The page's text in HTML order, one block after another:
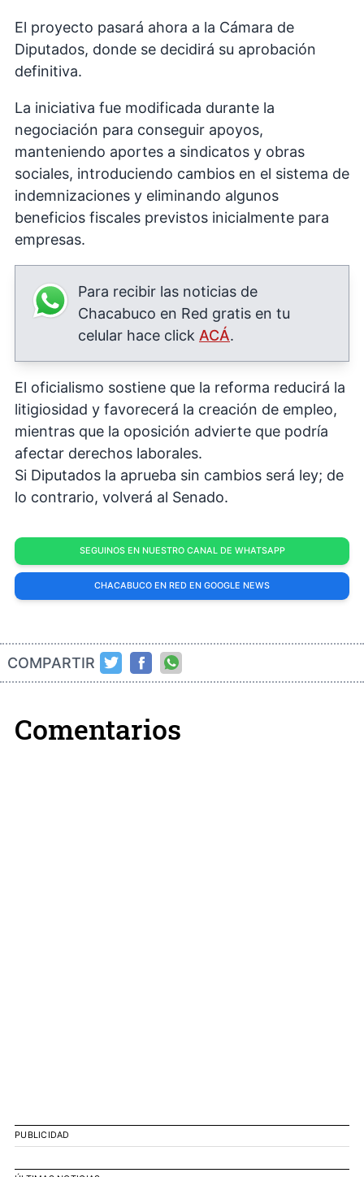
El proyecto pasará ahora a la Cámara de
Diputados, donde se decidirá su aprobación
definitiva.
La iniciativa fue modificada durante la
negociación para conseguir apoyos,
manteniendo aportes a sindicatos y obras
sociales, introduciendo cambios en el sistema de
indemnizaciones y eliminando algunos
beneficios fiscales previstos inicialmente para
empresas.
Para recibir las noticias de
Chacabuco en Red gratis en tu
celular hace click ACÁ.
El oficialismo sostiene que la reforma reducirá la
litigiosidad y favorecerá la creación de empleo,
mientras que la oposición advierte que podría
afectar derechos laborales.
Si Diputados la aprueba sin cambios será ley; de
lo contrario, volverá al Senado.
SEGUINOS EN NUESTRO CANAL DE WHATSAPP
CHACABUCO EN RED EN GOOGLE NEWS
COMPARTIR
Comentarios
PUBLICIDAD